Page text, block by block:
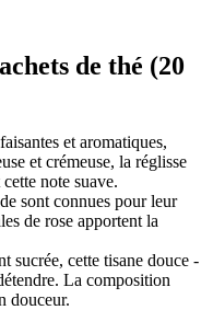
de thé (20
et aromatiques,
et crémeuse, la réglisse
note suave.
sont connues pour leur
de rose apportent la
sucrée, cette tisane douce -
La composition
douceur.